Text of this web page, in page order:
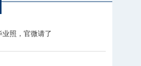
照，官微请了